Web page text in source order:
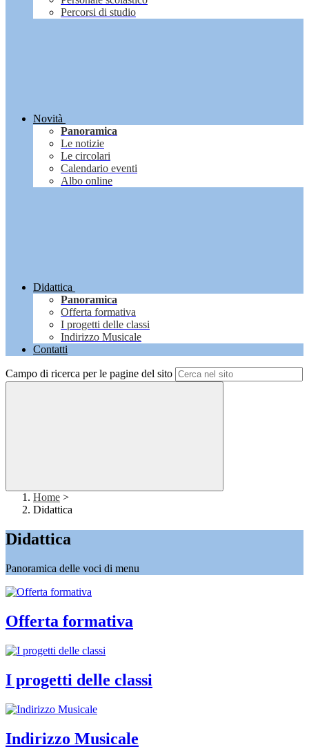
Percorsi di studio
Novità
Panoramica
Le notizie
Le circolari
Calendario eventi
Albo online
Didattica
Panoramica
Offerta formativa
I progetti delle classi
Indirizzo Musicale
Contatti
Campo di ricerca per le pagine del sito
Home >
Didattica
Didattica
Panoramica delle voci di menu
Offerta formativa
I progetti delle classi
Indirizzo Musicale